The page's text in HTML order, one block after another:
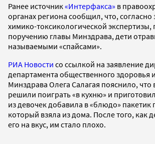
Ранее источник«Интерфакса» в
органах региона сообщил, что,
химико-токсикологической
поручению главы Минздрава, дети
называемыми «спайсами».
РИА Новости со ссылкой на заявление
департамента общественного здоровья
Минздрава Олега Салагая пояснило, что
решили поиграть «в кухню» и
из девочек добавила в «блюдо»
который взяла из дома. После того, как
его на вкус, им стало плохо.